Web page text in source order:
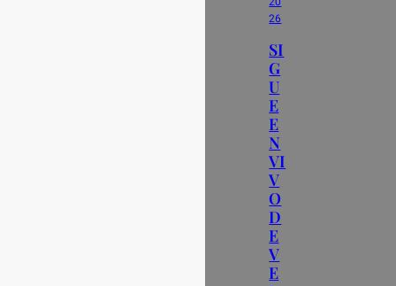
26
SI
G
U
E
E
N
VI
V
O
D
E
V
E